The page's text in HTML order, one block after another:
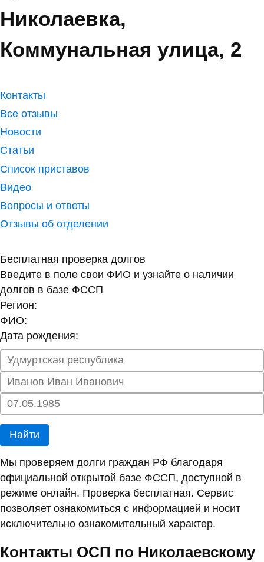
Николаевка,
Коммунальная улица, 2
Контакты
Все отзывы
Новости
Статьи
Список приставов
Видео
Вопросы и ответы
Отзывы об отделении
Бесплатная проверка долгов
Введите в поле свои ФИО и узнайте о наличии
долгов в базе ФССП
Регион:
ФИО:
Дата рождения:
Найти
Мы проверяем долги граждан РФ благодаря
официальной открытой базе ФССП, доступной в
режиме онлайн. Проверка бесплатная. Сервис
позволяет ознакомиться с информацией и носит
исключительно ознакомительный характер.
Контакты ОСП по Николаевскому